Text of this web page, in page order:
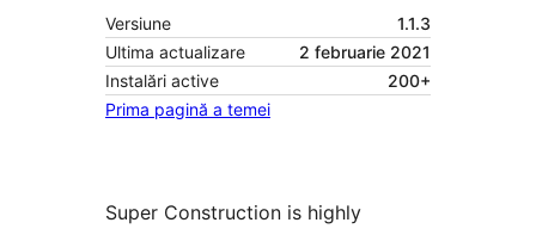
Versiune
1.1.3
Ultima actualizare
2 februarie 2021
Instalări active
200+
Prima pagină a temei
Super Construction is highly